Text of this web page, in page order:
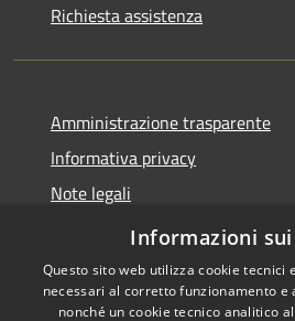
Richiesta assistenza
Amministrazione trasparente
Informativa privacy
Note legali
Dichiarazione di accessibilità
Informazioni
Questo sito web utilizza cookie tecnici
necessari al corretto funzionamento e
nonché un cookie tecnico analitico